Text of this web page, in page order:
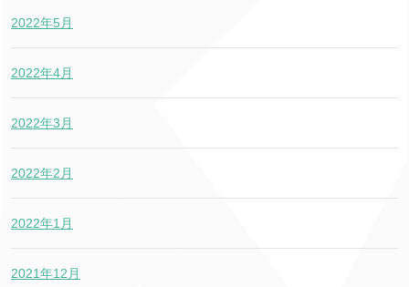
2022年5月
2022年4月
2022年3月
2022年2月
2022年1月
2021年12月